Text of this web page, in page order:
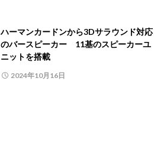
ハーマンカードンから3Dサラウンド対応
のバースピーカー 11基のスピーカーユ
ニットを搭載
2024年10月16日